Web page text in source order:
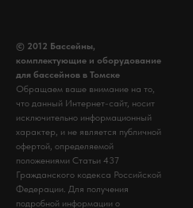
© 2012 Бассейны,
комплектующие и оборудование
для бассейнов в Томске
Обращаем ваше внимание на то,
что данный Интернет-сайт, носит
исключительно информационный
характер, и не является публичной
офертой, определяемой
положениями Статьи 437
Гражданского кодекса Российской
Федерации. Для получения
подробной информации о